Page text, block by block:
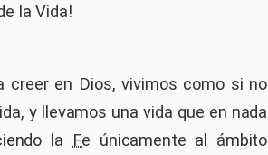
la Vida!
creer en Dios, vivimos como si no
y llevamos una vida que en nada
la
Fe únicamente al ámbito